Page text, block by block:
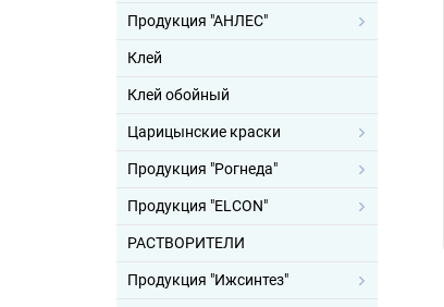
Продукция "АНЛЕС"
Клей
Клей обойный
Царицынские краски
Продукция "Рогнеда"
Продукция "ELCON"
РАСТВОРИТЕЛИ
Продукция "Ижсинтез"